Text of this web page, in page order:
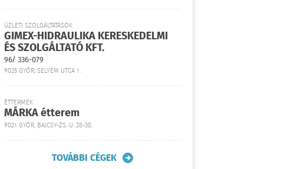
ÜZLETI SZOLGÁLTATÁSOK
GIMEX-HIDRAULIKA KERESKEDELMI
ÉS SZOLGÁLTATÓ KFT.
96/ 336-079
9025 GYŐR, SELYEM UTCA 1.
ÉTTERMEK
MÁRKA étterem
9021 GYŐR, BAJCSY-ZS. U. 28-30.
TOVÁBBI CÉGEK